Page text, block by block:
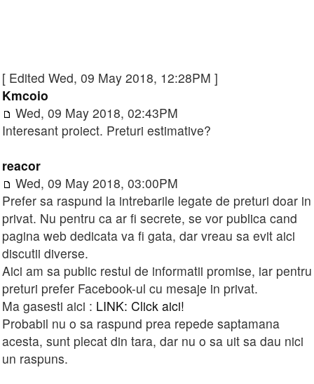
[ Edited Wed, 09 May 2018, 12:28PM ]
Kmcoio
Wed, 09 May 2018, 02:43PM
Interesant proiect. Preturi estimative?
reacor
Wed, 09 May 2018, 03:00PM
Prefer sa raspund la intrebarile legate de preturi doar in
privat. Nu pentru ca ar fi secrete, se vor publica cand
pagina web dedicata va fi gata, dar vreau sa evit aici
discutii diverse.
Aici am sa public restul de informatii promise, iar pentru
preturi prefer Facebook-ul cu mesaje in privat.
Ma gasesti aici : LINK: Click aici!
Probabil nu o sa raspund prea repede saptamana
acesta, sunt plecat din tara, dar nu o sa uit sa dau nici
un raspuns.